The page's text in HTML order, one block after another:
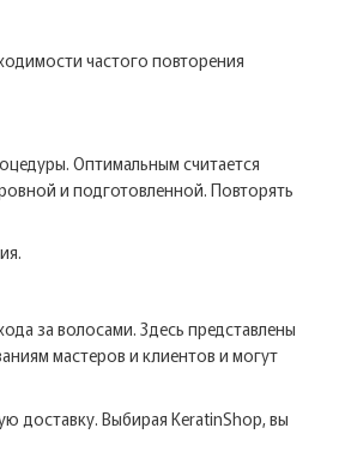
частого повторения
Оптимальным считается
и подготовленной. Повторять
за волосами. Здесь представлены
мастеров и клиентов и могут
доставку. Выбирая KeratinShop, вы